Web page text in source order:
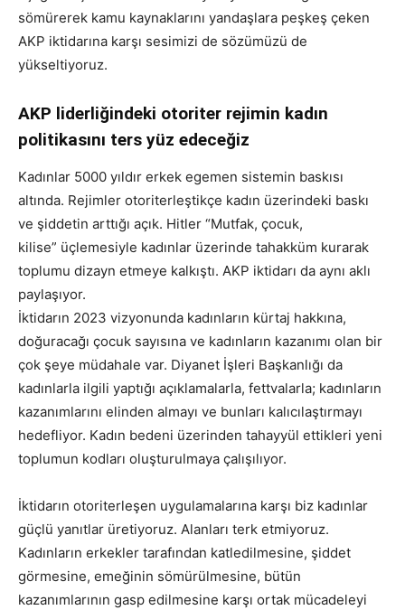
sömürerek kamu kaynaklarını yandaşlara peşkeş çeken
AKP iktidarına karşı sesimizi de sözümüzü de
yükseltiyoruz.
AKP liderliğindeki otoriter rejimin kadın
politikasını ters yüz edeceğiz
Kadınlar 5000 yıldır erkek egemen sistemin baskısı
altında. Rejimler otoriterleştikçe kadın üzerindeki baskı
ve şiddetin arttığı açık. Hitler “Mutfak, çocuk,
kilise” üçlemesiyle kadınlar üzerinde tahakküm kurarak
toplumu dizayn etmeye kalkıştı. AKP iktidarı da aynı aklı
paylaşıyor.
İktidarın 2023 vizyonunda kadınların kürtaj hakkına,
doğuracağı çocuk sayısına ve kadınların kazanımı olan bir
çok şeye müdahale var. Diyanet İşleri Başkanlığı da
kadınlarla ilgili yaptığı açıklamalarla, fettvalarla; kadınların
kazanımlarını elinden almayı ve bunları kalıcılaştırmayı
hedefliyor. Kadın bedeni üzerinden tahayyül ettikleri yeni
toplumun kodları oluşturulmaya çalışılıyor.
İktidarın otoriterleşen uygulamalarına karşı biz kadınlar
güçlü yanıtlar üretiyoruz. Alanları terk etmiyoruz.
Kadınların erkekler tarafından katledilmesine, şiddet
görmesine, emeğinin sömürülmesine, bütün
kazanımlarının gasp edilmesine karşı ortak mücadeleyi